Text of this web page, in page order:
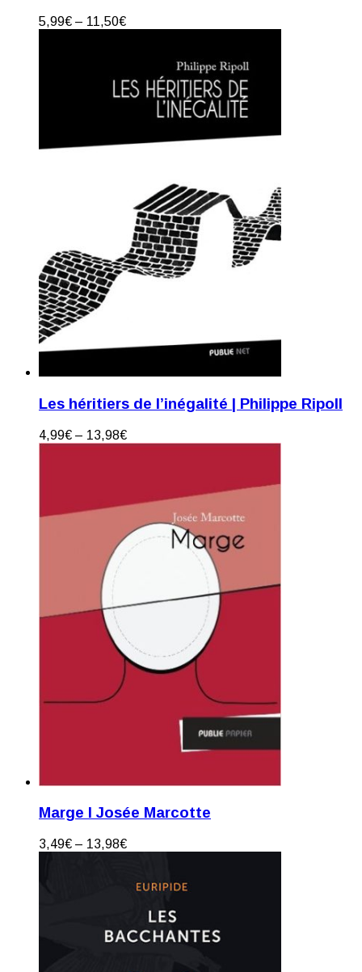
5,99€ – 11,50€
Les héritiers de l’inégalité | Philippe Ripoll
4,99€ – 13,98€
Marge I Josée Marcotte
3,49€ – 13,98€